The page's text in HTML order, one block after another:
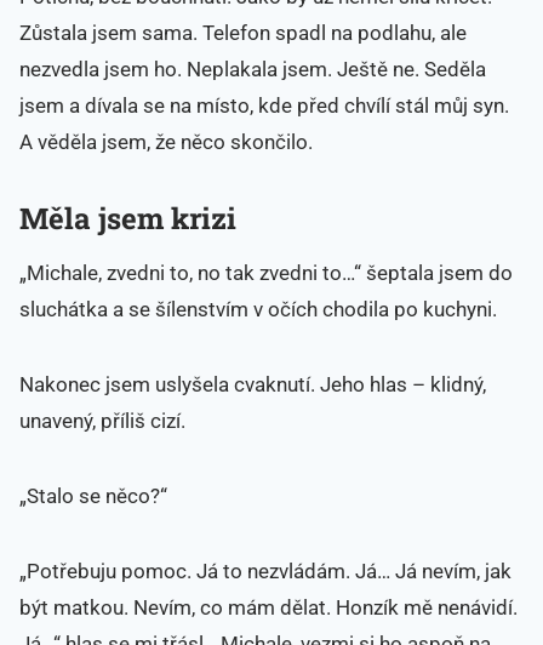
Zůstala jsem sama. Telefon spadl na podlahu, ale
nezvedla jsem ho. Neplakala jsem. Ještě ne. Seděla
jsem a dívala se na místo, kde před chvílí stál můj syn.
A věděla jsem, že něco skončilo.
Měla jsem krizi
„Michale, zvedni to, no tak zvedni to…“ šeptala jsem do
sluchátka a se šílenstvím v očích chodila po kuchyni.
Nakonec jsem uslyšela cvaknutí. Jeho hlas – klidný,
unavený, příliš cizí.
„Stalo se něco?“
„Potřebuju pomoc. Já to nezvládám. Já… Já nevím, jak
být matkou. Nevím, co mám dělat. Honzík mě nenávidí.